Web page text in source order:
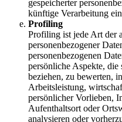
gespeicherter
künftige Verarbeitung
Profiling
Profiling ist jede Art der
personenbezogener
personenbezogenen
persönliche Aspekte, die
beziehen, zu bewerten,
Arbeitsleistung,
persönlicher Vorlieben,
Aufenthaltsort oder
analysieren oder